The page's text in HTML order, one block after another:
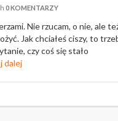
0 KOMENTARZY
Nie rzucam, o nie, ale
Jak chciałeś ciszy, to
czy coś się stało
dalej